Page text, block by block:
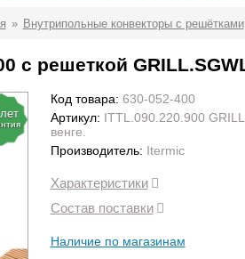
Внутрипольные конвекторы с решётками
с решеткой
Код товара: 630-052-400
Артикул: ITTL.090.220.900
венге.
Производитель: Itermic
Характеристики
Состав поставки
Наличие по магазинам